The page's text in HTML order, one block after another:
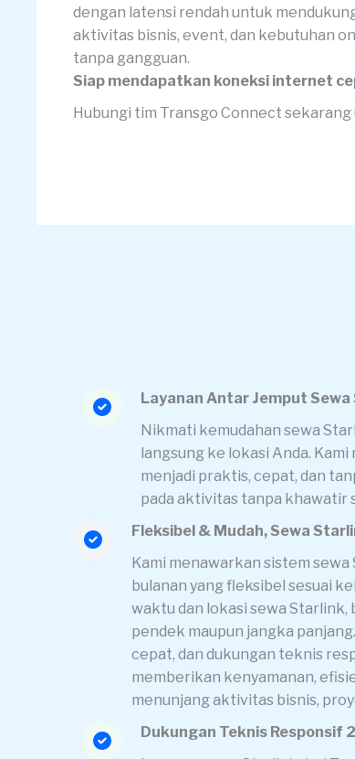
dengan latensi rendah untuk
aktivitas bisnis, event, dan kebutuhan
tanpa gangguan.
Siap mendapatkan koneksi internet
Hubungi tim Transgo Connect
Layanan Antar Jemput
Nikmati kemudahan sewa
langsung ke lokasi Anda.
menjadi praktis, cepat, dan
pada aktivitas tanpa khawatir
Fleksibel & Mudah, Sewa
Kami menawarkan sistem
bulanan yang fleksibel sesuai
waktu dan lokasi sewa
pendek maupun jangka
cepat, dan dukungan teknis
memberikan kenyamanan,
menunjang aktivitas bisnis,
Dukungan Teknis Responsif